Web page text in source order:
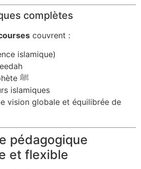
complètes
couvrent :
islamique)
Seerah du Prophète ﷺ
islamiques
vision globale et équilibrée de
pédagogique
et flexible